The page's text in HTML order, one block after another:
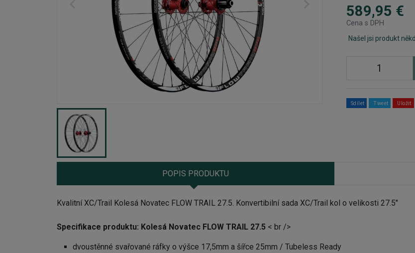
589,95 €
Cena s DPH
Našel jsi produkt
Sdílet Tweet Uložit
POPIS PRODUKTU
Kvalitní XC/Trail Kolesá Novatec FLOW TRAIL 27.5. Konvertibilní sada XC/Trail kol o velikosti 27.5"
Specifikace produktu: Kolesá Novatec FLOW TRAIL 27.5 < br />
dvoustěnné svařované ráfky o výšce 17,5mm a šířce 25mm / Tubeless Ready